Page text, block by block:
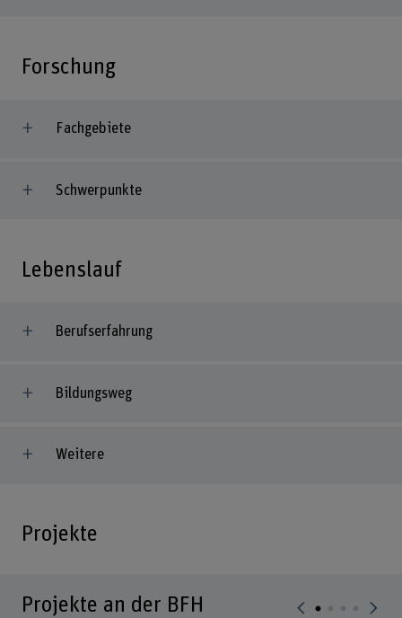
Forschung
Fachgebiete
Schwerpunkte
Lebenslauf
Berufserfahrung
Bildungsweg
Weitere
Projekte
Projekte an der BFH